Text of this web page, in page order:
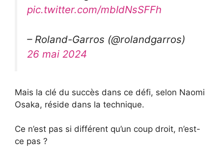
pic.twitter.com/mbIdNsSFFh
– Roland-Garros (@rolandgarros)
26 mai 2024
Mais la clé du succès dans ce défi, selon Naomi
Osaka, réside dans la technique.
Ce n’est pas si différent qu’un coup droit, n’est-
ce pas ?